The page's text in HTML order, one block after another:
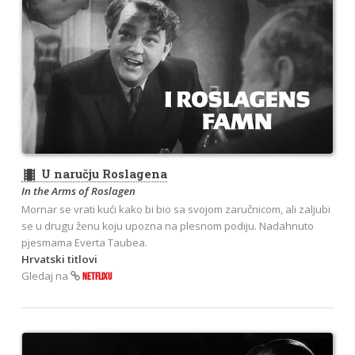
theaters U naručju Roslagena
In the Arms of Roslagen
Mornar se vrati kući kako bi bio sa svojom zaručnicom, ali zaljubi
se u drugu ženu koju upozna na plesnom podiju. Nadahnuto
pjesmama Everta Taubea.
Hrvatski titlovi
Gledaj na
NETFLIXU